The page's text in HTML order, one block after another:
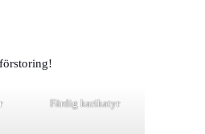
Färdig karikatyr